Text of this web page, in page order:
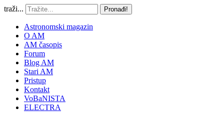
traži... Pronađi!
Astronomski magazin
O AM
AM časopis
Forum
Blog AM
Stari AM
Pristup
Kontakt
VoBaNISTA
ELECTRA